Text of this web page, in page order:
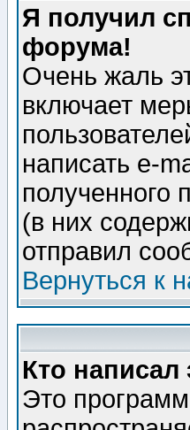
Я получил
форума!
Очень жаль
включает
написать e-
полученного
(в них
отправил
Вернуться к
Кто
Это